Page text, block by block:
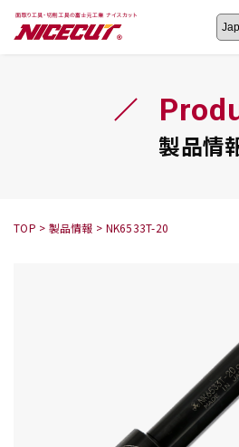
旋盤工具シリーズ
シリーズ
オーダー品依頼
フェイス・ショルダーシリーズか
トラブルシューティング
ロックピンの逆ジメに注意
製品情
TOP > 製品情報 > NK6533T-20